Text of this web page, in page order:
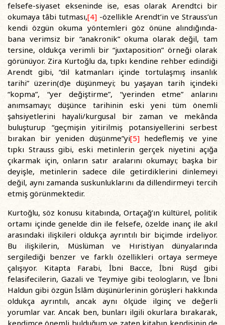
felsefe-siyaset ekseninde ise, esas olarak Arendtci bir
okumaya tâbi tutması,[4] -özellikle Arendt’in ve Strauss’un
kendi özgün okuma yöntemleri göz önüne alındığında-
bana verimsiz bir “anakronik” okuma olarak değil, tam
tersine, oldukça verimli bir “juxtaposition” örneği olarak
görünüyor. Zira Kurtoğlu da, tıpkı kendine rehber edindiği
Arendt gibi, “dil katmanları içinde tortulaşmış insanlık
tarihi” üzerin(d)e düşünmeyi; bu yaşayan tarih içindeki
“kopma”, “yer değiştirme”, “yerinden etme” anlarını
anımsamayı; düşünce tarihinin eski yeni tüm önemli
şahsiyetlerini hayali/kurgusal bir zaman ve mekânda
buluşturup “geçmişin yitirilmiş potansiyellerini serbest
bırakan bir yeniden düşünme”yi[5]hedeflemiş ve yine
tıpkı Strauss gibi, eski metinlerin gerçek niyetini açığa
çıkarmak için, onların satır aralarını okumayı; başka bir
deyişle, metinlerin sadece dile getirdiklerini dinlemeyi
değil, aynı zamanda suskunluklarını da dillendirmeyi tercih
etmiş görünmektedir.
Kurtoğlu, söz konusu kitabında, Ortaçağ’ın kültürel, politik
ortamı içinde genelde din ile felsefe, özelde inanç ile akıl
arasındaki ilişkileri oldukça ayrıntılı bir biçimde irdeliyor.
Bu ilişkilerin, Müslüman ve Hıristiyan dünyalarında
sergilediği benzer ve farklı özellikleri ortaya sermeye
çalışıyor. Kitapta Farabi, İbni Bacce, İbni Rüşd gibi
felasifecilerin, Gazali ve Teymiye gibi teologların, ve İbni
Haldun gibi özgün İslâm düşünürlerinin görüşleri hakkında
oldukça ayrıntılı, ancak aynı ölçüde ilginç ve değerli
yorumlar var. Ancak ben, bunları ilgili okurlara bırakarak,
kendimce önemli bulduğum ve zaten kitabın kendisinin de